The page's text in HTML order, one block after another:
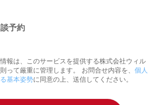
予約
報は、このサービスを提供する株式会社ウィル
って厳重に管理します。 お問合せ内容を、 個人
基本姿勢に同意の上、送信してください。